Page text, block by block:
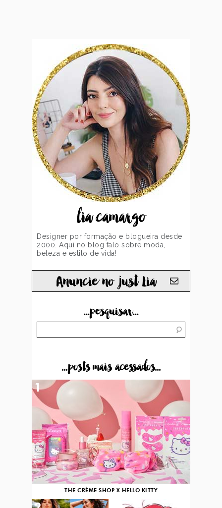
lia camargo
Designer por formação e blogueira desde
2000. Aqui no blog falo sobre moda,
beleza e estilo de vida!
Anuncie no just Lia
...pesquisar...
...posts mais acessados...
THE CRÈME SHOP X HELLO KITTY
1